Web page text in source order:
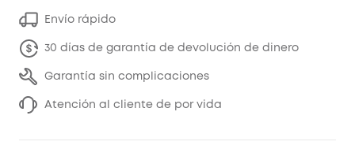
Envío rápido
30 días de garantía de devolución de dinero
Garantía sin complicaciones
Atención al cliente de por vida